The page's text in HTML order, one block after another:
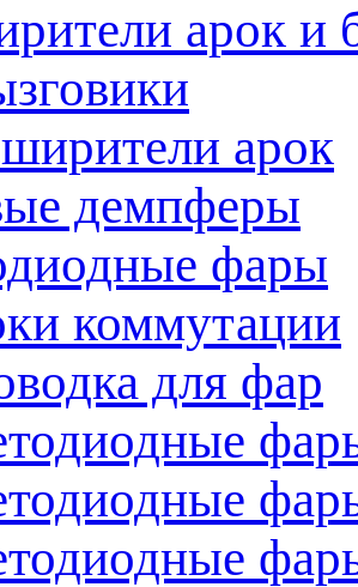
арок и
арок
демпферы
фары
коммутации
для фар